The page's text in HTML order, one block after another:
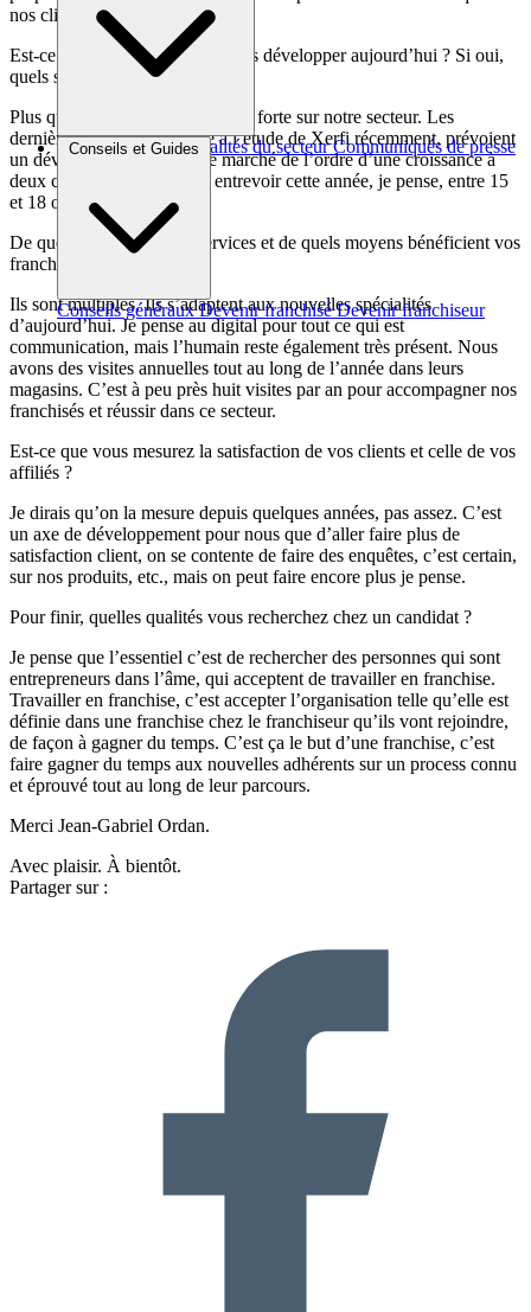
Brèves et actus Actualités du secteur Communiqués de presse
Conseils et Guides
Conseils généraux Devenir franchisé Devenir franchiseur
nos clients.
Est-ce que vous continuez à vous développer aujourd’hui ? Si oui,
quels sont vos objectifs ?
Plus que jamais. La demande est forte sur notre secteur. Les
dernières analyses, je pense à l’étude de Xerfi récemment, prévoient
un développement sur notre marché de l’ordre d’une croissance à
deux chiffres et nous laisse entrevoir cette année, je pense, entre 15
et 18 ouvertures.
De quels outils, de quels services et de quels moyens bénéficient vos
franchisés ?
Ils sont multiples. Ils s’adaptent aux nouvelles spécialités
d’aujourd’hui. Je pense au digital pour tout ce qui est
communication, mais l’humain reste également très présent. Nous
avons des visites annuelles tout au long de l’année dans leurs
magasins. C’est à peu près huit visites par an pour accompagner nos
franchisés et réussir dans ce secteur.
Est-ce que vous mesurez la satisfaction de vos clients et celle de vos
affiliés ?
Je dirais qu’on la mesure depuis quelques années, pas assez. C’est
un axe de développement pour nous que d’aller faire plus de
satisfaction client, on se contente de faire des enquêtes, c’est certain,
sur nos produits, etc., mais on peut faire encore plus je pense.
Pour finir, quelles qualités vous recherchez chez un candidat ?
Je pense que l’essentiel c’est de rechercher des personnes qui sont
entrepreneurs dans l’âme, qui acceptent de travailler en franchise.
Travailler en franchise, c’est accepter l’organisation telle qu’elle est
définie dans une franchise chez le franchiseur qu’ils vont rejoindre,
de façon à gagner du temps. C’est ça le but d’une franchise, c’est
faire gagner du temps aux nouvelles adhérents sur un process connu
et éprouvé tout au long de leur parcours.
Merci Jean-Gabriel Ordan.
Avec plaisir. À bientôt.
Partager sur :